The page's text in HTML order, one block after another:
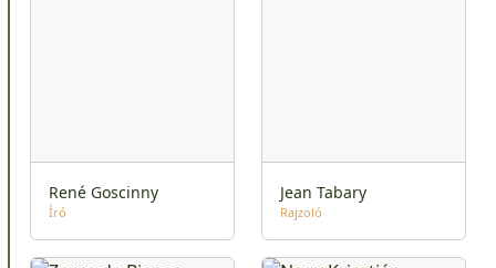
René Goscinny
Író
Jean Tabary
Rajzoló